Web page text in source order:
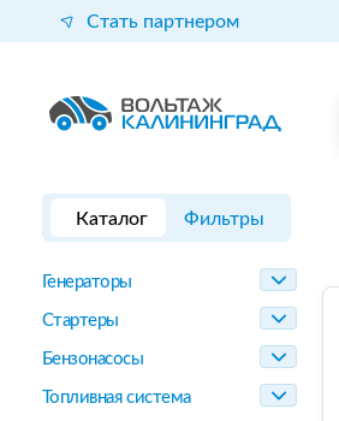
Стать партнером
Каталог Фильтры
Генераторы
Стартеры
Бензонасосы
Топливная система